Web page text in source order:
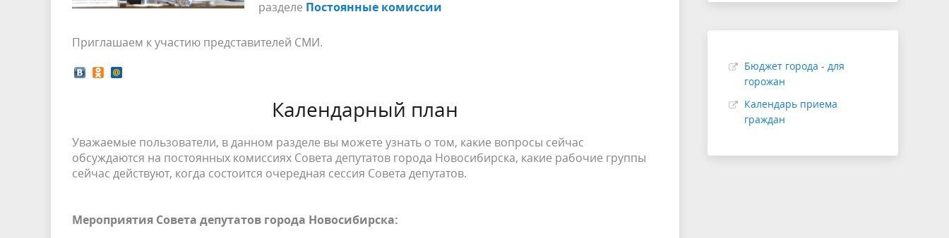
разделе Постоянные комиссии
Приглашаем к участию представителей СМИ.
Календарный план
Уважаемые пользователи, в данном разделе вы можете узнать о том, какие вопросы сейчас
обсуждаются на постоянных комиссиях Совета депутатов города Новосибирска, какие рабочие группы
сейчас действуют, когда состоится очередная сессия Совета депутатов.
Мероприятия Совета депутатов города Новосибирска:
Бюджет города - для
горожан
Календарь приема
граждан